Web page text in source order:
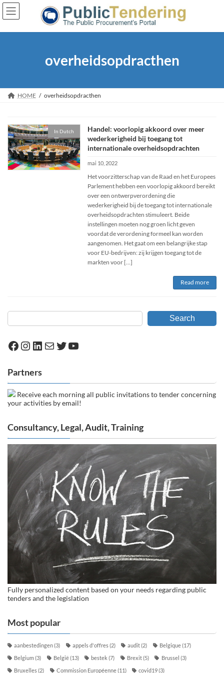
Skip
the
Skip
the
overheidsopdracthen
HOME overheidsopdracthen
In Dutch
Handel: voorlopig akkoord over meer
wederkerigheid bij toegang tot
internationale overheidsopdrachten
mai 10, 2022
Het voorzitterschap van de Raad en het Europees
Parlement hebben een voorlopig akkoord bereikt
over een ontwerp­verordening die
wederkerigheid bij de toegang tot internationale
overheids­opdrachten stimuleert. Beide
instellingen moeten nog groen licht geven
voordat de verordening formeel kan worden
aangenomen. Het gaat om een belangrijke stap
voor EU-bedrijven: zij krijgen toegang tot de
markten voor […]
Read more
Search
Facebook
Instagram
LinkedIn
MailTwitter
YouTube
Partners
Receive each morning all public invitations to tender concerning
your activities by email!
Consultancy, Legal, Audit, Training
Fully personalized content based on your needs regarding public
tenders and the legislation
Most popular
aanbestedingen(3) appels d'offres(2) audit(2) Belgique(17)
Belgium(3) België(13) bestek (7) Brexit(5) Brussel (3)
Bruxelles(2) Commission Européenne(11) covid19(3)